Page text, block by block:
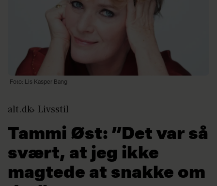
Foto: Lis Kasper Bang
alt.dk Livsstil
Tammi Øst: ”Det var så
svært, at jeg ikke
magtede at snakke om